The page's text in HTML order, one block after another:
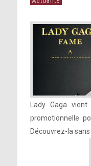
Lady Gaga
promotionnelle
Découvrez-la